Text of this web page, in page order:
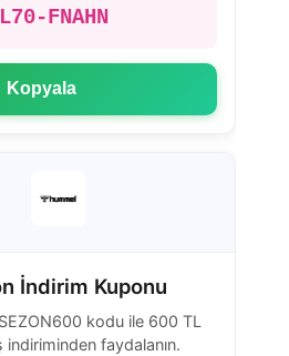
FNAHN
Kopyala
İndirim Kuponu
kodu ile 600 TL
indiriminden faydalanın.